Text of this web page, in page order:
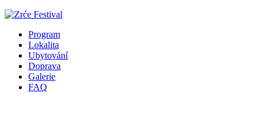
Program
Lokalita
Ubytování
Doprava
Galerie
FAQ